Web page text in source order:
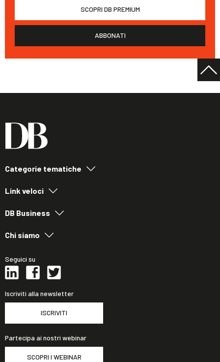
SCOPRI DB PREMIUM
ABBONATI
Categorie tematiche
Link veloci
DB Business
Chi siamo
Seguici su
Iscriviti alla newsletter
ISCRIVITI
Partecipa ai nostri webinar
SCOPRI I WEBINAR